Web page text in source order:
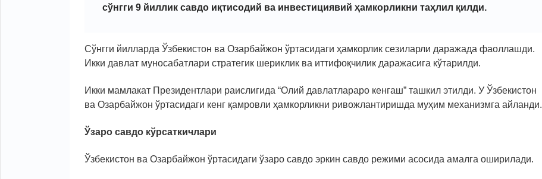
сўнгги 9 йиллик савдо иқтисодий ва инвестициявий ҳамкорликни таҳлил қилди.
Сўнгги йилларда Ўзбекистон ва Озарбайжон ўртасидаги ҳамкорлик сезиларли даражада фаоллашди.
Икки давлат муносабатлари стратегик шериклик ва иттифоқчилик даражасига кўтарилди.
Икки мамлакат Президентлари раислигида “Олий давлатлараро кенгаш” ташкил этилди. У Ўзбекистон
ва Озарбайжон ўртасидаги кенг қамровли ҳамкорликни ривожлантиришда муҳим механизмга айланди.
Ўзаро савдо кўрсаткичлари
Ўзбекистон ва Озарбайжон ўртасидаги ўзаро савдо эркин савдо режими асосида амалга оширилади.